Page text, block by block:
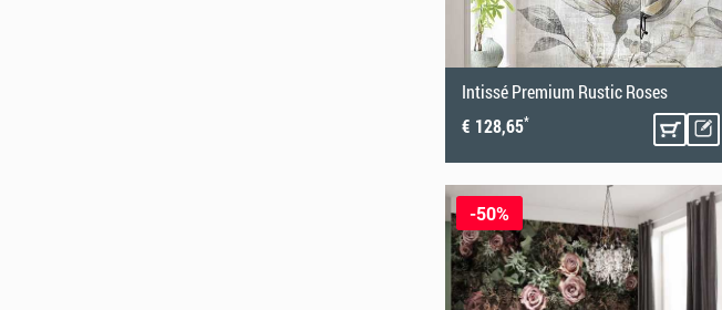
Intissé Premium Rustic Roses
€ 128,65*
-50%